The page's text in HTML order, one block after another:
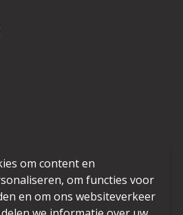
om content en
om functies voor
en om ons websiteverkeer